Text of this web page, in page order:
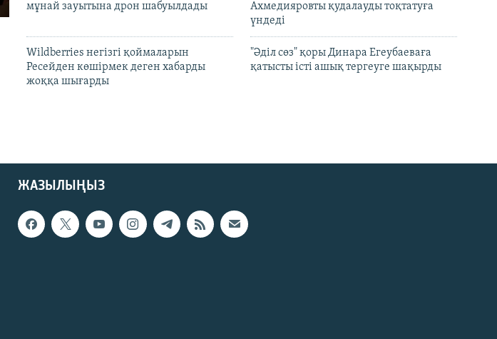
мұнай зауытына дрон шабуылдады
Ахмедияровты қудалауды тоқтатуға
үндеді
Wildberries негізгі қоймаларын
Ресейден көшірмек деген хабарды
жоққа шығарды
"Әділ сөз" қоры Динара Егеубаеваға
қатысты істі ашық тергеуге шақырды
ЖАЗЫЛЫҢЫЗ